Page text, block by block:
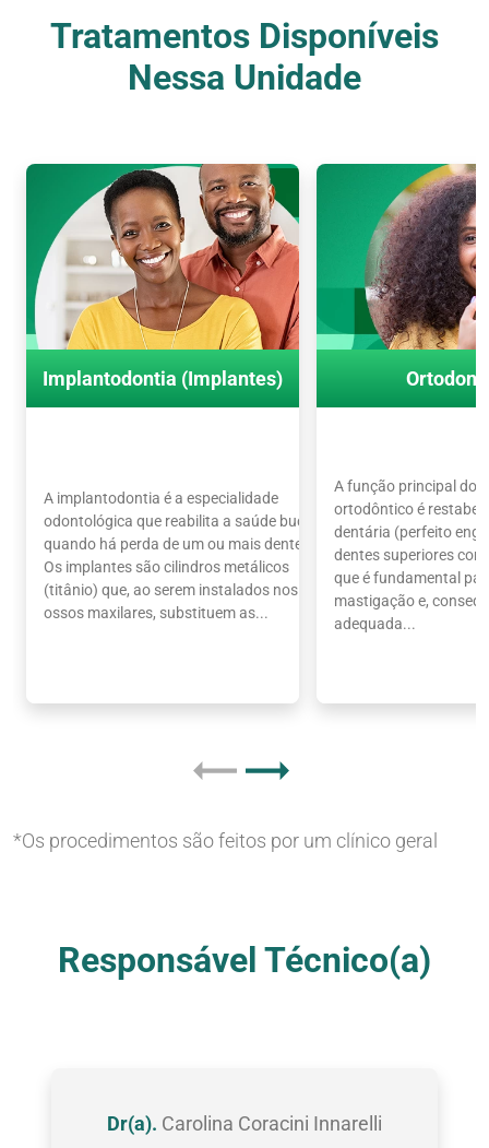
Nossos Tratamentos
Tratamentos Disponíveis
Nessa Unidade
Implantodontia (Implantes)
A implantodontia é a especialidade
odontológica que reabilita a saúde bucal
quando há perda de um ou mais dentes.
Os implantes são cilindros metálicos
(titânio) que, ao serem instalados nos
ossos maxilares, substituem as...
A função principal do
ortodôntico é
dentária (perfeito
dentes superiores
que é fundamental
mastigação e,
adequada...
*Os procedimentos são feitos por um clínico geral
Responsável Técnico(a)
Dr(a). Carolina Coracini Innarelli